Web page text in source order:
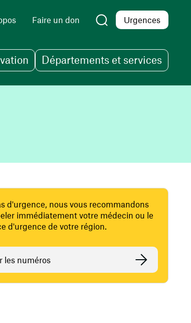
Faire un don Urgences
Départements et services
d'urgence, nous vous recommandons
immédiatement votre médecin ou le
d'urgence de votre région.
les numéros